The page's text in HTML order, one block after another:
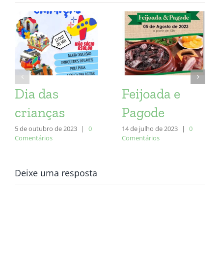
Dia das
crianças
5 de outubro de 2023 |
0
Comentários
Feijoada e
Pagode
14 de julho de 2023 |
0
Comentários
Deixe uma resposta